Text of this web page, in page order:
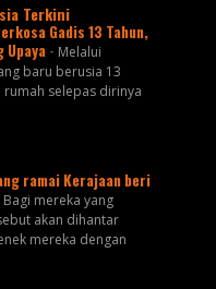
Terkini
Gadis 13 Tahun,
Upaya - Melalui
baru berusia 13
selepas dirinya
ramai Kerajaan beri
Bagi mereka yang
akan dihantar
mereka dengan